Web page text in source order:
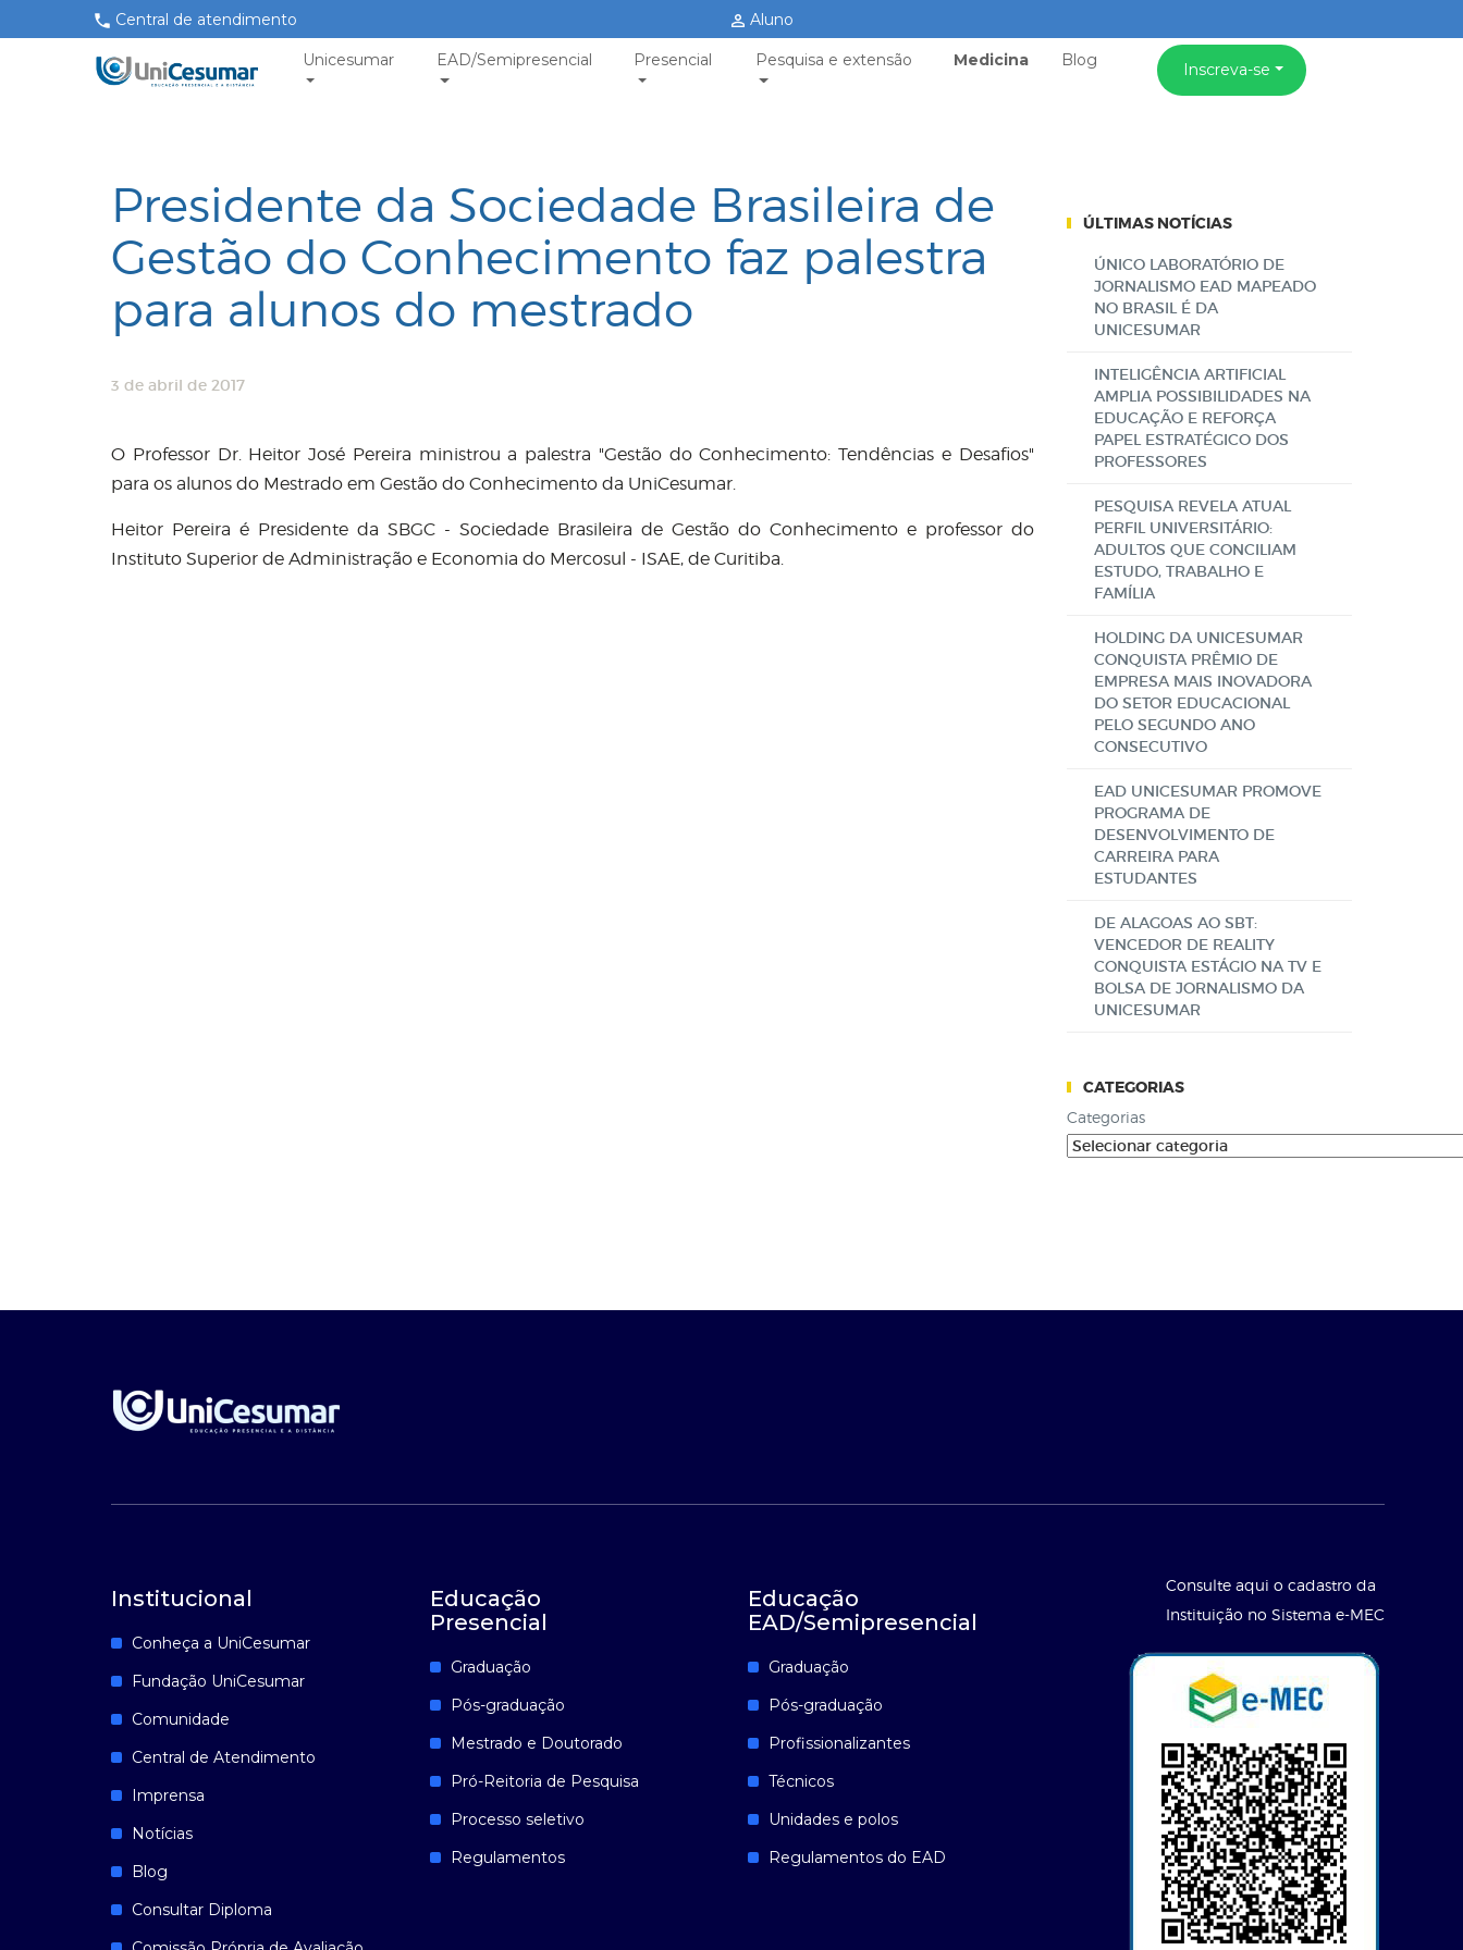
Central de atendimento Aluno
Unicesumar EAD/Semipresencial Presencial Pesquisa e extensão Medicina Blog Inscreva-se
Presidente da Sociedade Brasileira de
Gestão do Conhecimento faz palestra
para alunos do mestrado
3 de abril de 2017
O Professor Dr. Heitor José Pereira ministrou a palestra "Gestão do Conhecimento: Tendências e Desafios"
para os alunos do Mestrado em Gestão do Conhecimento da UniCesumar.
Heitor Pereira é Presidente da SBGC - Sociedade Brasileira de Gestão do Conhecimento e professor do
Instituto Superior de Administração e Economia do Mercosul - ISAE, de Curitiba.
ÚLTIMAS NOTÍCIAS
ÚNICO LABORATÓRIO DE
JORNALISMO EAD MAPEADO
NO BRASIL É DA
UNICESUMAR
INTELIGÊNCIA ARTIFICIAL
AMPLIA POSSIBILIDADES NA
EDUCAÇÃO E REFORÇA
PAPEL ESTRATÉGICO DOS
PROFESSORES
PESQUISA REVELA ATUAL
PERFIL UNIVERSITÁRIO:
ADULTOS QUE CONCILIAM
ESTUDO, TRABALHO E
FAMÍLIA
HOLDING DA UNICESUMAR
CONQUISTA PRÊMIO DE
EMPRESA MAIS INOVADORA
DO SETOR EDUCACIONAL
PELO SEGUNDO ANO
CONSECUTIVO
EAD UNICESUMAR PROMOVE
PROGRAMA DE
DESENVOLVIMENTO DE
CARREIRA PARA
ESTUDANTES
DE ALAGOAS AO SBT:
VENCEDOR DE REALITY
CONQUISTA ESTÁGIO NA TV E
BOLSA DE JORNALISMO DA
UNICESUMAR
CATEGORIAS
Categorias
Institucional
Conheça a UniCesumar
Fundação UniCesumar
Comunidade
Central de Atendimento
Imprensa
Notícias
Blog
Consultar Diploma
Educação
Presencial
Graduação
Pós-graduação
Mestrado e Doutorado
Pró-Reitoria de Pesquisa
Processo seletivo
Regulamentos
Educação
EAD/Semipresencial
Graduação
Pós-graduação
Profissionalizantes
Técnicos
Unidades e polos
Regulamentos do EAD
Consulte aqui o cadastro da
Instituição no Sistema e-MEC